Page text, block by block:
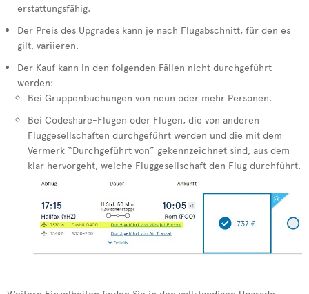
erstattungsfähig.
Der Preis des Upgrades kann je nach Flugabschnitt, für den es
gilt, variieren.
Der Kauf kann in den folgenden Fällen nicht durchgeführt
werden:
Bei Gruppenbuchungen von neun oder mehr Personen.
Bei Codeshare-Flügen oder Flügen, die von anderen
Fluggesellschaften durchgeführt werden und die mit dem
Vermerk “Durchgeführt von” gekennzeichnet sind, aus dem
klar hervorgeht, welche Fluggesellschaft den Flug durchführt.